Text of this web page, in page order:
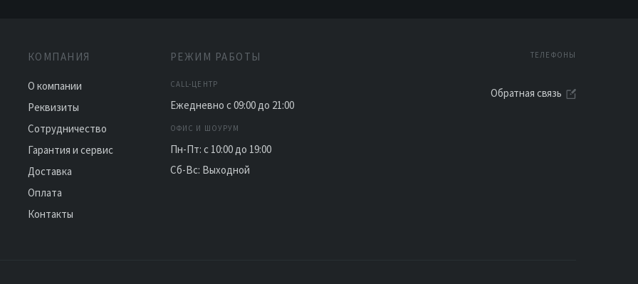
КОМПАНИЯ
О компании
Реквизиты
Сотрудничество
Гарантия и сервис
Доставка
Оплата
Контакты
РЕЖИМ РАБОТЫ
CALL-ЦЕНТР
Ежедневно с 09:00 до 21:00
ОФИС И ШОУРУМ
Пн-Пт: с 10:00 до 19:00
Сб-Вс: Выходной
ТЕЛЕФОНЫ
Обратная связь